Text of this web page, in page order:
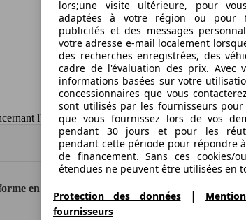
l''exactitude des indications fournies.
en ligne de voitures en Europe
lors;une visite ultérieure, pour
adaptées à votre région ou pour
publicités et des messages
votre adresse e-mail localement
des recherches enregistrées, des
cadre de l'évaluation des prix. Avec
informations basées sur votre
concessionnaires que vous
sont utilisés par les fournisseurs
que vous fournissez lors de vos
pendant 30 jours et pour les
pendant cette période pour répondre
de financement. Sans ces cookies/
étendues ne peuvent être utilisées en
Nous travaillons avec 263 fournisseurs.
Protection des données|
fournisseurs